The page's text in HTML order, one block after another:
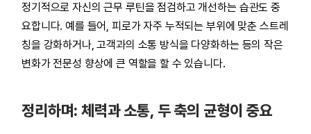
정기적으로 자신의 근무 루틴을 점검하고 개선하는 습관도 중
요합니다. 예를 들어, 피로가 자주 누적되는 부위에 맞춘 스트레
칭을 강화하거나, 고객과의 소통 방식을 다양화하는 등의 작은
변화가 전문성 향상에 큰 역할을 할 수 있습니다.
정리하며: 체력과 소통, 두 축의 균형이 중요